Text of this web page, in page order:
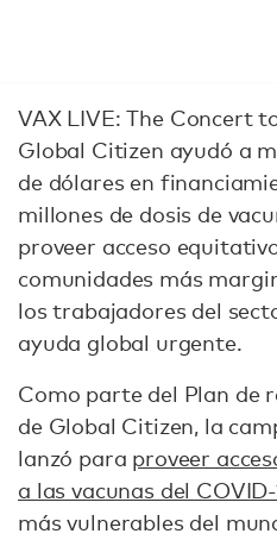
VAX LIVE: The Concert
Global Citizen ayudó a
de dólares en
millones de dosis de
proveer acceso
comunidades más
los trabajadores del
ayuda global urgente.
Como parte del Plan de
de Global Citizen, la
lanzó para proveer
a las vacunas del
más vulnerables del